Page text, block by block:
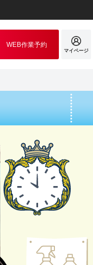
WEB作業予約
マイページ